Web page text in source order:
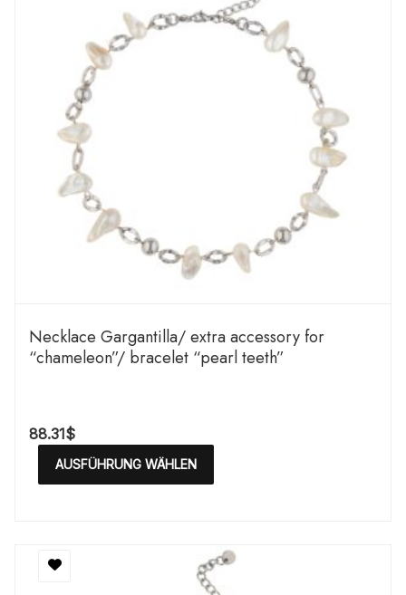
Necklace Gargantilla/ extra accessory for
“chameleon”/ bracelet “pearl teeth”
88.31$
AUSFÜHRUNG WÄHLEN